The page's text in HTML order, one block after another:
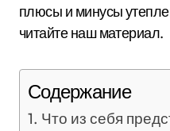
плюсы и минусы
читайте наш материал.
Содержание
Что из себя